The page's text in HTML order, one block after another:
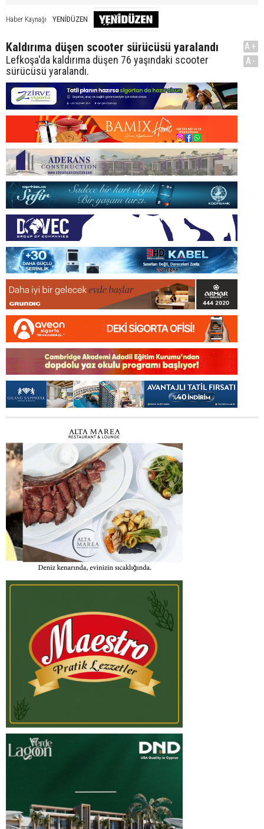
Haber Kaynağı YENİDÜZEN
Kaldırıma düşen scooter sürücüsü yaralandı
Lefkoşa'da kaldırıma düşen 76 yaşındaki scooter
sürücüsü yaralandı.
A+
A-